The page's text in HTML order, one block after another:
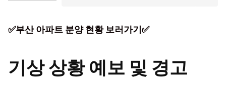
✅부산 아파트 분양 현황 보러가기✅
기상 상황 예보 및 경고